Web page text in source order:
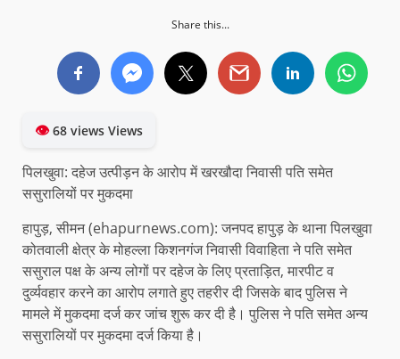
Share this...
👁68 views Views
पिलखुवा: दहेज उत्पीड़न के आरोप में खरखौदा निवासी पति समेत
ससुरालियों पर मुकदमा
हापुड़, सीमन (ehapurnews.com): जनपद हापुड़ के थाना पिलखुवा
कोतवाली क्षेत्र के मोहल्ला किशनगंज निवासी विवाहिता ने पति समेत
ससुराल पक्ष के अन्य लोगों पर दहेज के लिए प्रताड़ित, मारपीट व
दुर्व्यवहार करने का आरोप लगाते हुए तहरीर दी जिसके बाद पुलिस ने
मामले में मुकदमा दर्ज कर जांच शुरू कर दी है। पुलिस ने पति समेत अन्य
ससुरालियों पर मुकदमा दर्ज किया है।